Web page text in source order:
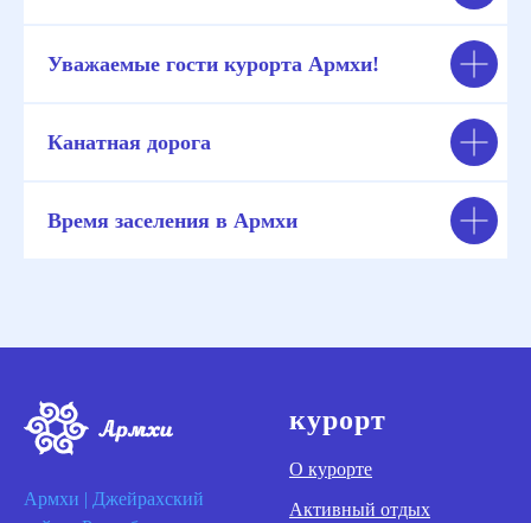
Уважаемые гости курорта Армхи!
Канатная дорога
Время заселения в Армхи
Армхи | Джейрахский
курорт
О курорте
Активный отдых